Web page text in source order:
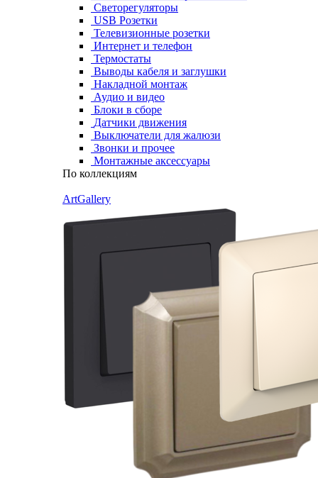
Светорегуляторы
USB Розетки
Телевизионные розетки
Интернет и телефон
Термостаты
Выводы кабеля и заглушки
Накладной монтаж
Аудио и видео
Блоки в сборе
Датчики движения
Выключатели для жалюзи
Звонки и прочее
Монтажные аксессуары
По коллекциям
ArtGallery